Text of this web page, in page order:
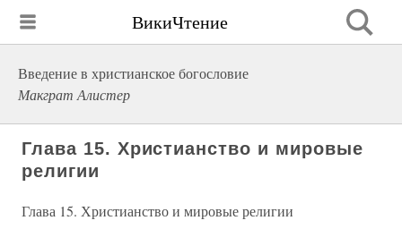
ВикиЧтение
Введение в христианское богословие
Макграт Алистер
Глава 15. Христианство и мировые
религии
Глава 15. Христианство и мировые религии